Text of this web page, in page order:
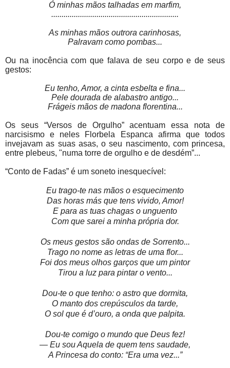
Ó minhas mãos talhadas em marfim,
..............................................................
As minhas mãos outrora carinhosas,
Palravam como pombas...
Ou na inocência com que falava de seu corpo e de seus
gestos:
Eu tenho, Amor, a cinta esbelta e fina...
Pele dourada de alabastro antigo...
Frágeis mãos de madona florentina...
Os seus “Versos de Orgulho” acentuam essa nota de
narcisismo e neles Florbela Espanca afirma que todos
invejavam as suas asas, o seu nascimento, com princesa,
entre plebeus, "numa torre de orgulho e de desdém”...
“Conto de Fadas” é um soneto inesquecível:
Eu trago-te nas mãos o esquecimento
Das horas más que tens vivido, Amor!
E para as tuas chagas o unguento
Com que sarei a minha própria dor.
Os meus gestos são ondas de Sorrento...
Trago no nome as letras de uma flor...
Foi dos meus olhos garços que um pintor
Tirou a luz para pintar o vento...
Dou-te o que tenho: o astro que dormita,
O manto dos crepúsculos da tarde,
O sol que é d’ouro, a onda que palpita.
Dou-te comigo o mundo que Deus fez!
— Eu sou Aquela de quem tens saudade,
A Princesa do conto: “Era uma vez...”